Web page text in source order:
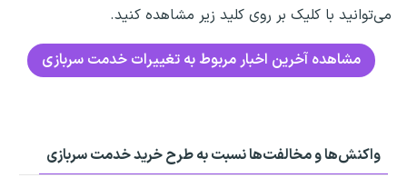
می‌توانید با کلیک بر روی کلید زیر مشاهده کنید.
مشاهده آخرین اخبار مربوط به تغییرات خدمت سربازی
واکنش‌ها و مخالفت‌ها نسبت به طرح خرید خدمت سربازی